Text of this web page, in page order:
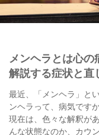
メンヘラとは心の
解説する症状と直
最近、「メンヘラ」と
ンヘラって、病気です
現在は、色々な解釈が
んな状態なのか、カウ